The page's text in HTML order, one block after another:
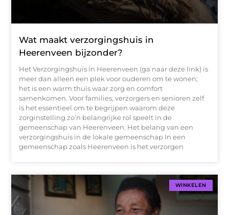
Wat maakt verzorgingshuis in
Heerenveen bijzonder?
Het Verzorgingshuis in Heerenveen (ga naar deze link) is
meer dan alleen een plek voor ouderen om te wonen;
het is een warm thuis waar zorg en comfort
samenkomen. Voor families, verzorgers en senioren zelf
is het essentieel om te begrijpen waarom deze
zorginstelling zo’n belangrijke rol speelt in de
gemeenschap van Heerenveen. Het belang van een
verzorgingshuis in de lokale gemeenschap In een
gemeenschap zoals Heerenveen is het verzorgen
WINKELEN